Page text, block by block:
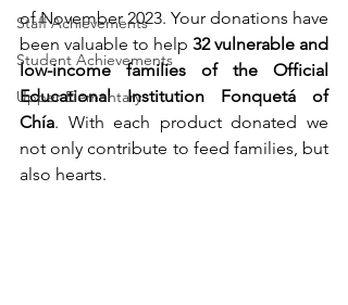
Staff Achievements
Student Achievements
Upper Elementary
of November 2023. Your donations have
been valuable to help 32 vulnerable and
low-income families of the Official
Educational Institution Fonquetá of
Chía. With each product donated we
not only contribute to feed families, but
also hearts.